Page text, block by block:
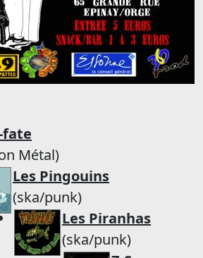
fate
Métal)
Les Pingouins
(ska/punk)
Les Piranhas
(ska/punk)